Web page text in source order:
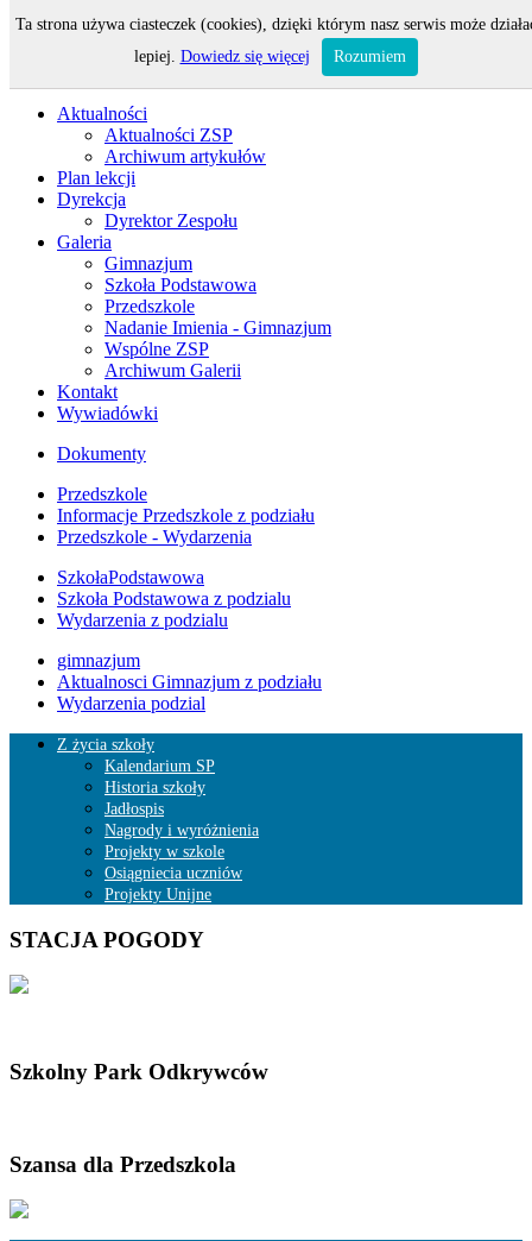
Odwiedza nas 19 gości oraz 0 użytkowników.
Aktualności
Aktualności ZSP
Archiwum artykułów
Plan lekcji
Dyrekcja
Dyrektor Zespołu
Galeria
Gimnazjum
Szkoła Podstawowa
Przedszkole
Nadanie Imienia - Gimnazjum
Wspólne ZSP
Archiwum Galerii
Kontakt
Wywiadówki
Dokumenty
Przedszkole
Informacje Przedszkole z podziału
Przedszkole - Wydarzenia
SzkołaPodstawowa
Szkoła Podstawowa z podzialu
Wydarzenia z podzialu
gimnazjum
Aktualnosci Gimnazjum z podziału
Wydarzenia podzial
Z życia szkoły
Kalendarium SP
Historia szkoły
Jadłospis
Nagrody i wyróżnienia
Projekty w szkole
Osiągniecia uczniów
Projekty Unijne
STACJA POGODY
Szkolny Park Odkrywców
Szansa dla Przedszkola
Ta strona używa ciasteczek (cookies), dzięki którym nasz serwis może
lepiej. Dowiedz się więcej Rozumiem